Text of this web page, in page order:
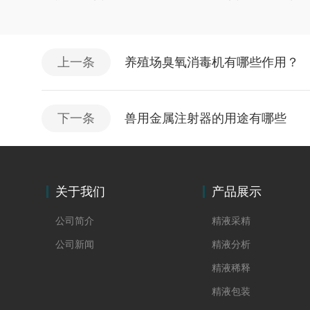
上一条 养殖场臭氧消毒机有哪些作用？
下一条 兽用金属注射器的用途有哪些
关于我们
公司简介
公司新闻
产品展示
精液采精
精液分析
精液稀释
精液包装